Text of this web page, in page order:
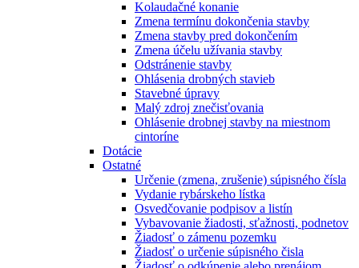
Kolaudačné konanie
Zmena termínu dokončenia stavby
Zmena stavby pred dokončením
Zmena účelu užívania stavby
Odstránenie stavby
Ohlásenia drobných stavieb
Stavebné úpravy
Malý zdroj znečisťovania
Ohlásenie drobnej stavby na miestnom
cintoríne
Dotácie
Ostatné
Určenie (zmena, zrušenie) súpisného čísla
Vydanie rybárskeho lístka
Osvedčovanie podpisov a listín
Vybavovanie žiadosti, sťažnosti, podnetov
Žiadosť o zámenu pozemku
Žiadosť o určenie súpisného čisla